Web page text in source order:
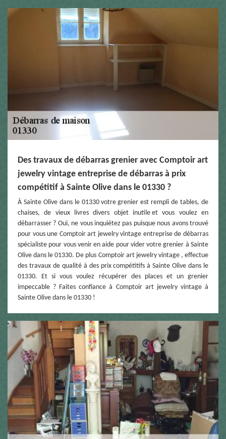
Des travaux de débarras grenier avec Comptoir art
jewelry vintage entreprise de débarras à prix
compétitif à Sainte Olive dans le 01330 ?
À Sainte Olive dans le 01330 votre grenier est rempli de tables, de
chaises, de vieux livres divers objet inutile et vous voulez en
débarrasser ? Oui, ne vous inquiétez pas puisque nous avons trouvé
pour vous une Comptoir art jewelry vintage entreprise de débarras
spécialiste pour vous venir en aide pour vider votre grenier à Sainte
Olive dans le 01330. De plus Comptoir art jewelry vintage , effectue
des travaux de qualité à des prix compétitifs à Sainte Olive dans le
01330. Et si vous voulez récupérer des places et un grenier
impeccable ? Faites confiance à Comptoir art jewelry vintage à
Sainte Olive dans le 01330 !